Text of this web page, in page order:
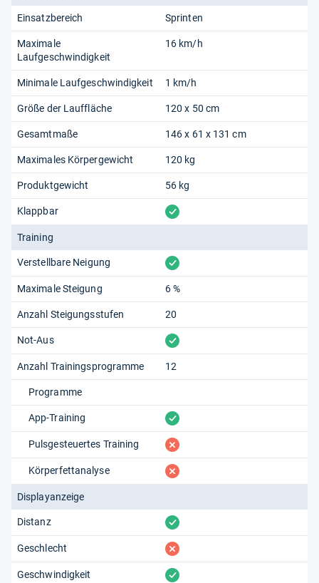
Einsatzbereich Sprinten
Maximale
Laufgeschwindigkeit
16 km/h
Minimale Laufgeschwindigkeit 1 km/h
Größe der Lauffläche 120 x 50 cm
Gesamtmaße 146 x 61 x 131 cm
Maximales Körpergewicht 120 kg
Produktgewicht 56 kg
Klappbar vorhanden
Training
Verstellbare Neigung vorhanden
Maximale Steigung 6 %
Anzahl Steigungsstufen 20
Not-Aus vorhanden
Anzahl Trainingsprogramme 12
Programme
App-Training vorhanden
Pulsgesteuertes Training fehlt
Körperfettanalyse fehlt
Displayanzeige
Distanz vorhanden
Geschlecht fehlt
Geschwindigkeit vorhanden